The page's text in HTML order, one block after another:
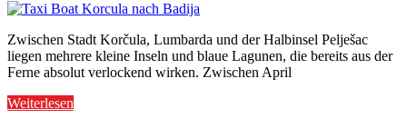
Zwischen Stadt Korčula, Lumbarda und der Halbinsel Pelješac
liegen mehrere kleine Inseln und blaue Lagunen, die bereits aus der
Ferne absolut verlockend wirken. Zwischen April
Weiterlesen